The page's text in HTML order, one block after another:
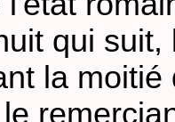
qui
la